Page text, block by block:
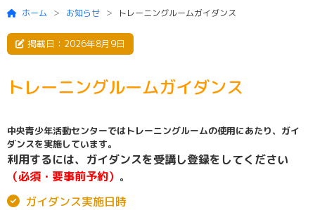
ホーム お知らせ トレーニングルームガイダンス
掲載日：2026年8月9日
トレーニングルームガイダンス
中央青少年活動センターではトレーニングルームの使用にあたり、ガイ
ダンスを実施しています。
利用するには、ガイダンスを受講し登録をしてください
（必須・要事前予約） 。
ガイダンス実施日時